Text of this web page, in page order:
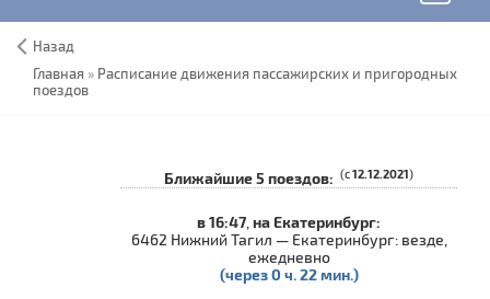
Назад
Главная » Расписание движения пассажирских и пригородных
поездов
Ближайшие 5 поездов: (с12.12.2021)
в 16:47, на Екатеринбург:
6462 Нижний Тагил — Екатеринбург: везде,
ежедневно
(через 0 ч. 22 мин.)